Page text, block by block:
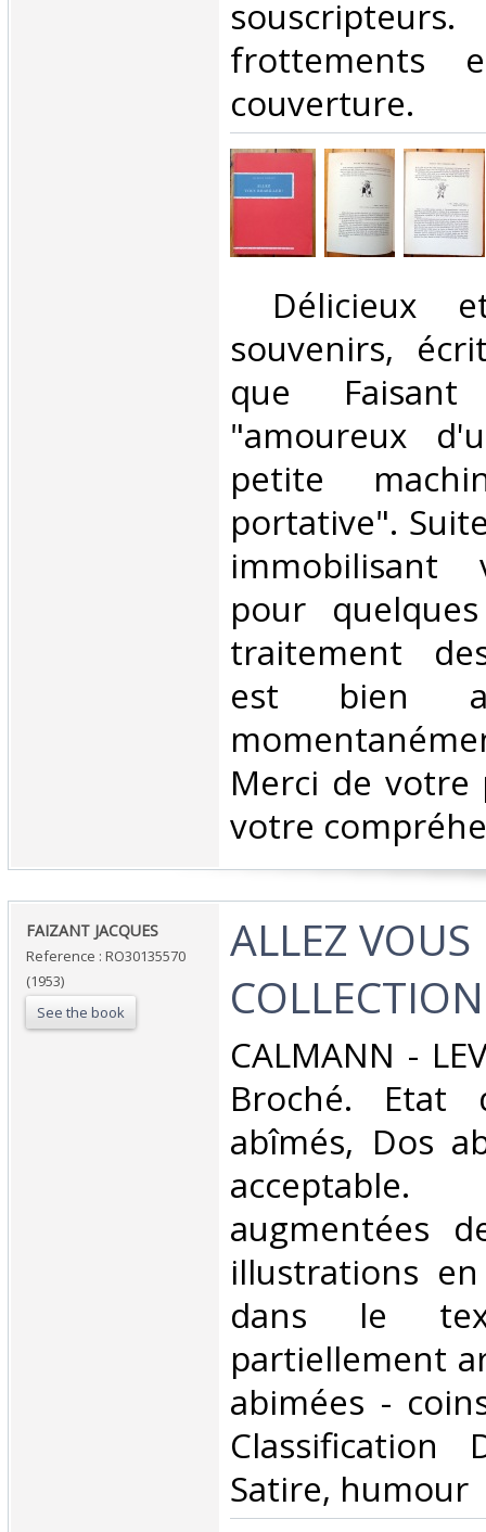
frottements
couverture. ‎
Délicieux
souvenirs,
que
"amoureux
petite
portative".
immobilisant
pour
traitement
est bien
Merci de votre
votre
‎FAIZANT JACQUES‎
Reference : RO30135570
(1953)
See the book
‎ALLEZ
‎CALMANN -
Broché. Etat
abîmés, Dos
augmentées
illustrations
dans le
partiellement
abimées -
Classification
Satire, humour‎